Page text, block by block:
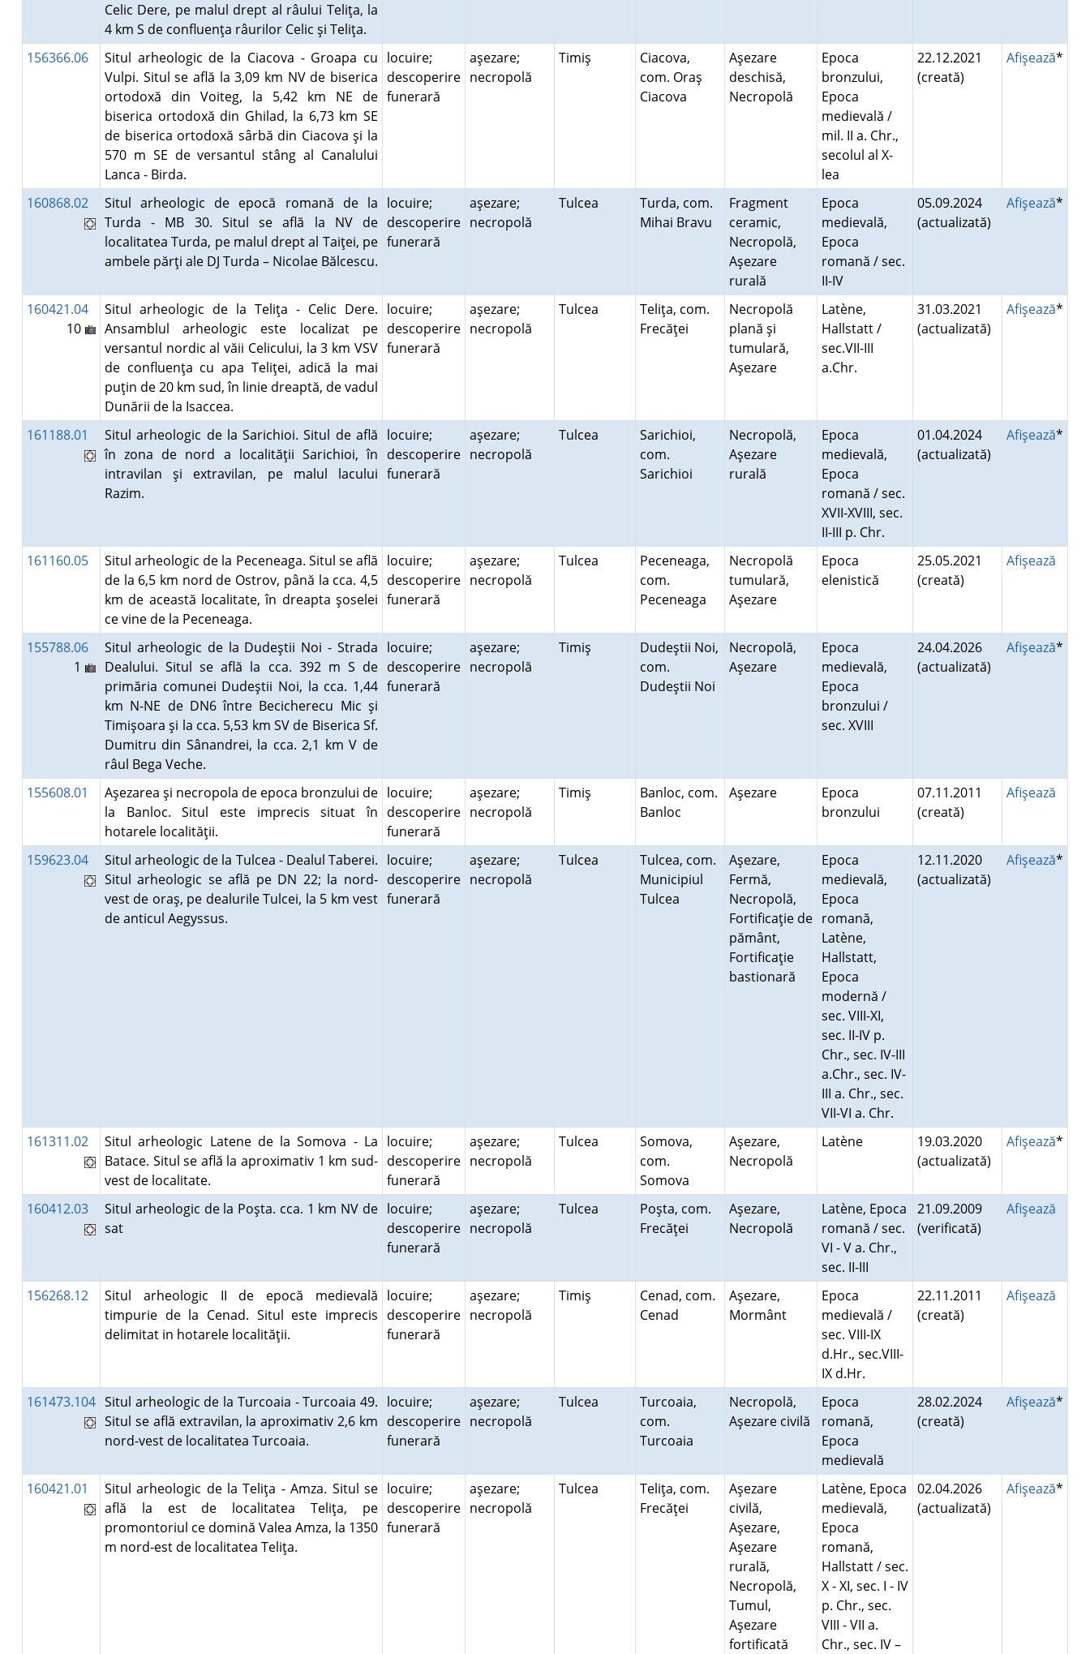
Celic Dere, pe malul drept al râului Teliţa, la
4 km S de confluenţa râurilor Celic şi Teliţa.
156366.06
Situl arheologic de la Ciacova - Groapa cu
Vulpi. Situl se află la 3,09 km NV de biserica
ortodoxă din Voiteg, la 5,42 km NE de
biserica ortodoxă din Ghilad, la 6,73 km SE
de biserica ortodoxă sârbă din Ciacova şi la
570 m SE de versantul stâng al Canalului
Lanca - Birda.
locuire;
descoperire
funerară
aşezare;
necropolă
Timiş
Ciacova,
com. Oraş
Ciacova
Aşezare
deschisă,
Necropolă
Epoca
bronzului,
Epoca
medievală /
mil. II a. Chr.,
secolul al X-
lea
22.12.2021
(creată)
Afişează*
160868.02
Situl arheologic de epocă romană de la
Turda - MB 30. Situl se află la NV de
localitatea Turda, pe malul drept al Taiţei, pe
ambele părţi ale DJ Turda – Nicolae Bălcescu.
locuire;
descoperire
funerară
aşezare;
necropolă
Tulcea
Turda, com.
Mihai Bravu
Fragment
ceramic,
Necropolă,
Aşezare
rurală
Epoca
medievală,
Epoca
romană / sec.
II-IV
05.09.2024
(actualizată)
Afişează*
160421.04
10
Situl arheologic de la Teliţa - Celic Dere.
Ansamblul arheologic este localizat pe
versantul nordic al văii Celicului, la 3 km VSV
de confluenţa cu apa Teliţei, adică la mai
puţin de 20 km sud, în linie dreaptă, de vadul
Dunării de la Isaccea.
locuire;
descoperire
funerară
aşezare;
necropolă
Tulcea
Teliţa, com.
Frecăţei
Necropolă
plană şi
tumulară,
Aşezare
Latène,
Hallstatt /
sec.VII-III
a.Chr.
31.03.2021
(actualizată)
Afişează*
161188.01
Situl arheologic de la Sarichioi. Situl de află
în zona de nord a localităţii Sarichioi, în
intravilan şi extravilan, pe malul lacului
Razim.
locuire;
descoperire
funerară
aşezare;
necropolă
Tulcea
Sarichioi,
com.
Sarichioi
Necropolă,
Aşezare
rurală
Epoca
medievală,
Epoca
romană / sec.
XVII-XVIII, sec.
II-III p. Chr.
01.04.2024
(actualizată)
Afişează*
161160.05
Situl arheologic de la Peceneaga. Situl se află
de la 6,5 km nord de Ostrov, până la cca. 4,5
km de această localitate, în dreapta şoselei
ce vine de la Peceneaga.
locuire;
descoperire
funerară
aşezare;
necropolă
Tulcea
Peceneaga,
com.
Peceneaga
Necropolă
tumulară,
Aşezare
Epoca
elenistică
25.05.2021
(creată)
Afişează
155788.06
1
Situl arheologic de la Dudeştii Noi - Strada
Dealului. Situl se află la cca. 392 m S de
primăria comunei Dudeştii Noi, la cca. 1,44
km N-NE de DN6 între Becicherecu Mic şi
Timişoara şi la cca. 5,53 km SV de Biserica Sf.
Dumitru din Sânandrei, la cca. 2,1 km V de
râul Bega Veche.
locuire;
descoperire
funerară
aşezare;
necropolă
Timiş
Dudeştii Noi,
com.
Dudeştii Noi
Necropolă,
Aşezare
Epoca
medievală,
Epoca
bronzului /
sec. XVIII
24.04.2026
(actualizată)
Afişează*
155608.01
Aşezarea şi necropola de epoca bronzului de
la Banloc. Situl este imprecis situat în
hotarele localităţii.
locuire;
descoperire
funerară
aşezare;
necropolă
Timiş
Banloc, com.
Banloc
Aşezare
Epoca
bronzului
07.11.2011
(creată)
Afişează
159623.04
Situl arheologic de la Tulcea - Dealul Taberei.
Situl arheologic se află pe DN 22; la nord-
vest de oraş, pe dealurile Tulcei, la 5 km vest
de anticul Aegyssus.
locuire;
descoperire
funerară
aşezare;
necropolă
Tulcea
Tulcea, com.
Municipiul
Tulcea
Aşezare,
Fermă,
Necropolă,
Fortificaţie de
pământ,
Fortificaţie
bastionară
Epoca
medievală,
Epoca
romană,
Latène,
Hallstatt,
Epoca
modernă /
sec. VIII-XI,
sec. II-IV p.
Chr., sec. IV-III
a.Chr., sec. IV-
III a. Chr., sec.
VII-VI a. Chr.
12.11.2020
(actualizată)
Afişează*
161311.02
Situl arheologic Latene de la Somova - La
Batace. Situl se află la aproximativ 1 km sud-
vest de localitate.
locuire;
descoperire
funerară
aşezare;
necropolă
Tulcea
Somova,
com.
Somova
Aşezare,
Necropolă
Latène
19.03.2020
(actualizată)
Afişează*
160412.03
Situl arheologic de la Poşta. cca. 1 km NV de
sat
locuire;
descoperire
funerară
aşezare;
necropolă
Tulcea
Poşta, com.
Frecăţei
Aşezare,
Necropolă
Latène, Epoca
romană / sec.
VI - V a. Chr.,
sec. II-III
21.09.2009
(verificată)
Afişează
156268.12
Situl arheologic II de epocă medievală
timpurie de la Cenad. Situl este imprecis
delimitat in hotarele localităţii.
locuire;
descoperire
funerară
aşezare;
necropolă
Timiş
Cenad, com.
Cenad
Aşezare,
Mormânt
Epoca
medievală /
sec. VIII-IX
d.Hr., sec.VIII-
IX d.Hr.
22.11.2011
(creată)
Afişează
161473.104 Situl arheologic de la Turcoaia - Turcoaia 49.
Situl se află extravilan, la aproximativ 2,6 km
nord-vest de localitatea Turcoaia.
locuire;
descoperire
funerară
aşezare;
necropolă
Tulcea
Turcoaia,
com.
Turcoaia
Necropolă,
Aşezare civilă
Epoca
romană,
Epoca
medievală
28.02.2024
(creată)
Afişează*
160421.01
Situl arheologic de la Teliţa - Amza. Situl se
află la est de localitatea Teliţa, pe
promontoriul ce domină Valea Amza, la 1350
m nord-est de localitatea Teliţa.
locuire;
descoperire
funerară
aşezare;
necropolă
Tulcea
Teliţa, com.
Frecăţei
Aşezare
civilă,
Aşezare,
Aşezare
rurală,
Necropolă,
Tumul,
Aşezare
fortificată
Latène, Epoca
medievală,
Epoca
romană,
Hallstatt / sec.
X - XI, sec. I - IV
p. Chr., sec.
VIII - VII a.
Chr., sec. IV –
02.04.2026
(actualizată)
Afişează*